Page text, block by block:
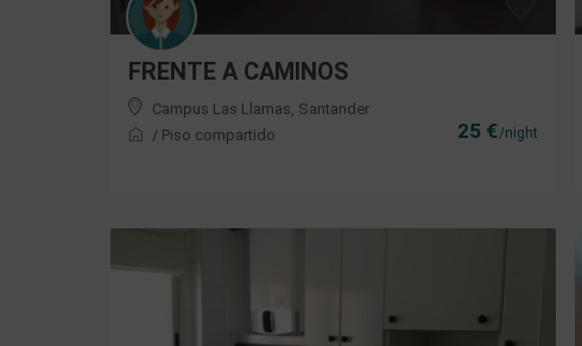
25 €/night
FRENTE A CAMINOS
Campus Las Llamas Santander
/ Piso compartido